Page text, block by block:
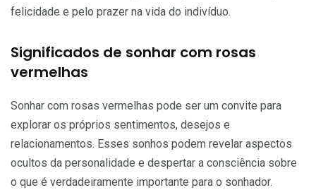
felicidade e pelo prazer na vida do indivíduo.
Significados de sonhar com rosas
vermelhas
Sonhar com rosas vermelhas pode ser um convite para
explorar os próprios sentimentos, desejos e
relacionamentos. Esses sonhos podem revelar aspectos
ocultos da personalidade e despertar a consciência sobre
o que é verdadeiramente importante para o sonhador.